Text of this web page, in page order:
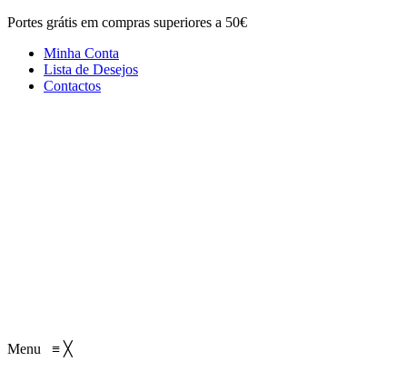
Portes grátis em compras superiores a 50€
Minha Conta
Lista de Desejos
Contactos
Menu ≡ ╳